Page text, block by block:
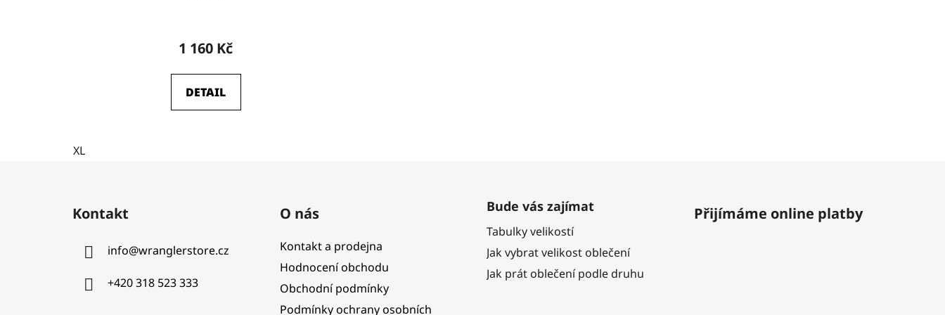
1 160 Kč
DETAIL
XL
Kontakt
info@wranglerstore.cz
+420 318 523 333
O nás
Kontakt a prodejna
Hodnocení obchodu
Obchodní podmínky
Podmínky ochrany osobních
Bude vás zajímat
Tabulky velikostí
Jak vybrat velikost oblečení
Jak prát oblečení podle druhu
Přijímáme online platby